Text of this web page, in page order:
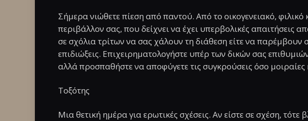
Σήμερα νιώθετε πίεση από παντού. Από το οικογενειακό, φιλικό
περιβάλλον σας, που δείχνει να έχει υπερβολικές απαιτήσεις
σε σχόλια τρίτων να σας χάλουν τη διάθεση είτε να παρέμβουν
επιδιώξεις. Επιχειρηματολογήστε υπέρ των δικών σας
αλλά προσπαθήστε να αποφύγετε τις συγκρούσεις όσο μοιραίες
Τοξότης
Mια θετική ημέρα για ερωτικές σχέσεις. Αν είστε σε σχέση, τότε